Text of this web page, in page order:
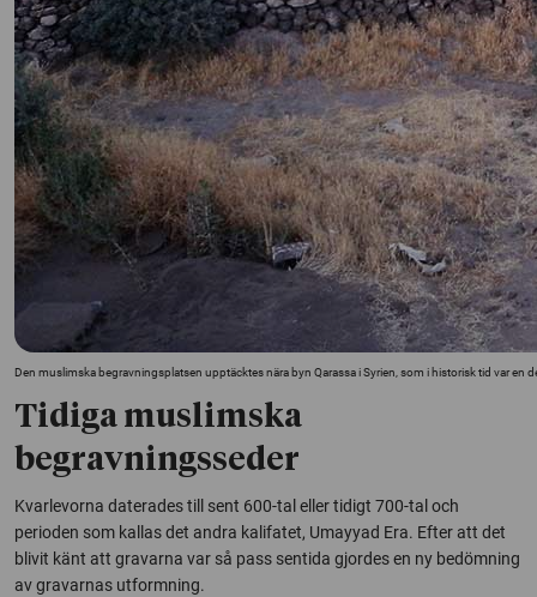
Den muslimska begravningsplatsen upptäcktes nära byn Qarassa i Syrien, som i historisk tid var en
Tidiga muslimska
begravningsseder
Kvarlevorna daterades till sent 600-tal eller tidigt 700-tal och
perioden som kallas det andra kalifatet, Umayyad Era. Efter att det
blivit känt att gravarna var så pass sentida gjordes en ny bedömning
av gravarnas utformning.